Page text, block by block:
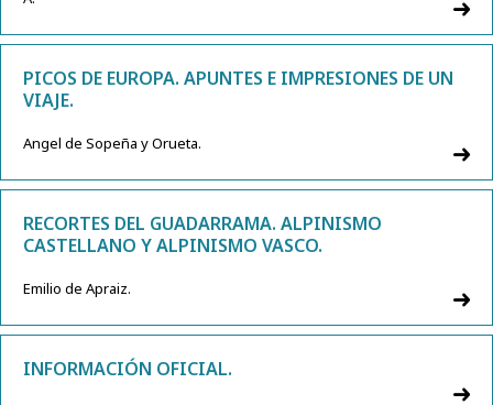
PICOS DE EUROPA. APUNTES E IMPRESIONES DE UN
VIAJE.
Angel de Sopeña y Orueta.
RECORTES DEL GUADARRAMA. ALPINISMO
CASTELLANO Y ALPINISMO VASCO.
Emilio de Apraiz.
INFORMACIÓN OFICIAL.